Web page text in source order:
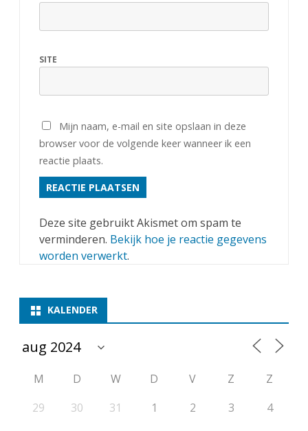
SITE
Mijn naam, e-mail en site opslaan in deze
browser voor de volgende keer wanneer ik een
reactie plaats.
Deze site gebruikt Akismet om spam te
verminderen. Bekijk hoe je reactie gegevens
worden verwerkt.
KALENDER
M D W D V Z
Z
29
30 31 1 2 3 4